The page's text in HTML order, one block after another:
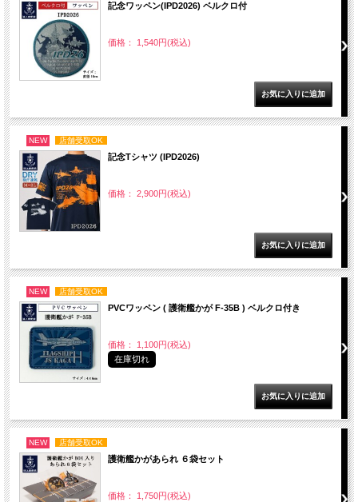
記念ワッペン(IPD2026) ベルクロ付
価格： 1,540円(税込)
NEW 店舗受取OK
記念Tシャツ (IPD2026)
価格： 2,900円(税込)
NEW 店舗受取OK
PVCワッペン ( 護衛艦かが F-35B ) ベルクロ付き
価格： 1,100円(税込)
在庫切れ
NEW 店舗受取OK
護衛艦かがあられ ６袋セット
価格： 1,750円(税込)